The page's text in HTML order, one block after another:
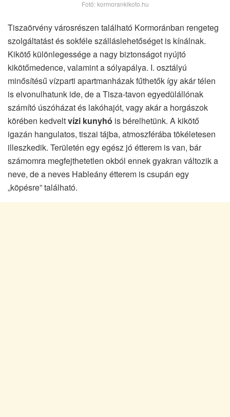
Fotó: kormorankikoto.hu
Tiszaörvény városrészen található Kormoránban rengeteg
szolgáltatást és sokféle szálláslehetőséget is kínálnak.
Kikötő különlegessége a nagy biztonságot nyújtó
kikötőmedence, valamint a sólyapálya. I. osztályú
minősítésű vízparti apartmanházak fűthetők így akár télen
is elvonulhatunk ide, de a Tisza-tavon egyedülállónak
számító úszóházat és lakóhajót, vagy akár a horgászok
körében kedveltvízi kunyhó is bérelhetünk. A kikötő
igazán hangulatos, tiszai tájba, atmoszférába tökéletesen
illeszkedik. Területén egy egész jó étterem is van, bár
számomra megfejthetetlen okból ennek gyakran változik a
neve, de a neves Hableány étterem is csupán egy
„köpésre” található.